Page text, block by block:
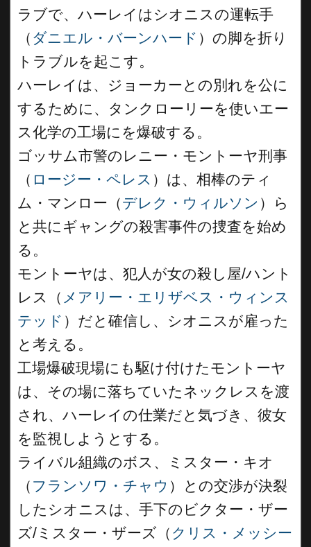
ラブで、ハーレイはシオニスの運転手
（ ダニエル・バーンハード ）の脚を折り
トラブルを起こす。
ハーレイは、ジョーカーとの別れを公に
するために、タンクローリーを使いエー
ス化学の工場にを爆破する。
ゴッサム市警のレニー・モントーヤ刑事
（ ロージー・ペレス ）は、相棒のティ
ム・マンロー（デレク・ウィルソン ）ら
と共にギャングの殺害事件の捜査を始め
る。
モントーヤは、犯人が女の殺し屋/ハント
レス（ メアリー・エリザベス・ウィンス
テッド ）だと確信し、シオニスが雇った
と考える。
工場爆破現場にも駆け付けたモントーヤ
は、その場に落ちていたネックレスを渡
され、ハーレイの仕業だと気づき、彼女
を監視しようとする。
ライバル組織のボス、ミスター・キオ
（ フランソワ・チャウ ）との交渉が決裂
したシオニスは、手下のビクター・ザー
ズ/ミスター・ザーズ（ クリス・メッシー